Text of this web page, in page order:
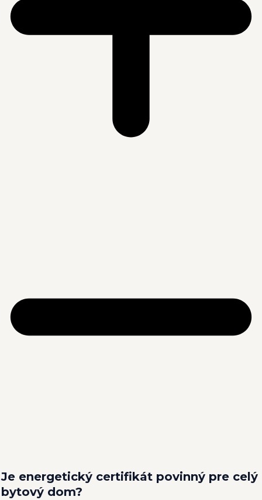
Je energetický certifikát povinný pre celý
bytový dom?